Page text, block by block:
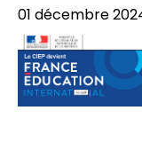
01 décembre